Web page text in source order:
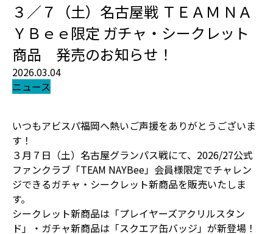
３／７（土）名古屋戦 ＴＥＡＭ ＮＡ
ＹＢｅｅ限定 ガチャ・シークレット
商品 発売のお知らせ！
2026.03.04
ニュース
いつもアビスパ福岡へ熱いご声援をありがとうございま
す！
３月７日（土）名古屋グランパス戦にて、2026/27公式
ファンクラブ「TEAM NAYBee」会員様限定でチャレン
ジできるガチャ・シークレット新商品を販売いたしま
す。
シークレット新商品は「プレイヤーズアクリルスタン
ド」・ガチャ新商品は「スクエア缶バッジ」が新登場！